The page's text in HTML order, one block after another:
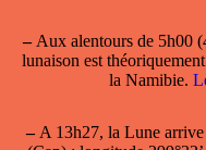
–Aux alentours de 5h00
lunaison est
la Namibie.
–A 13h27, la Lune arrive